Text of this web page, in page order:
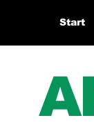
Start